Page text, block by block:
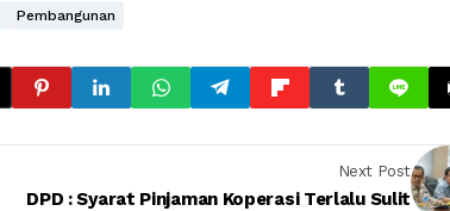
Pembangunan
Next Post
DPD : Syarat Pinjaman Koperasi Terlalu Sulit